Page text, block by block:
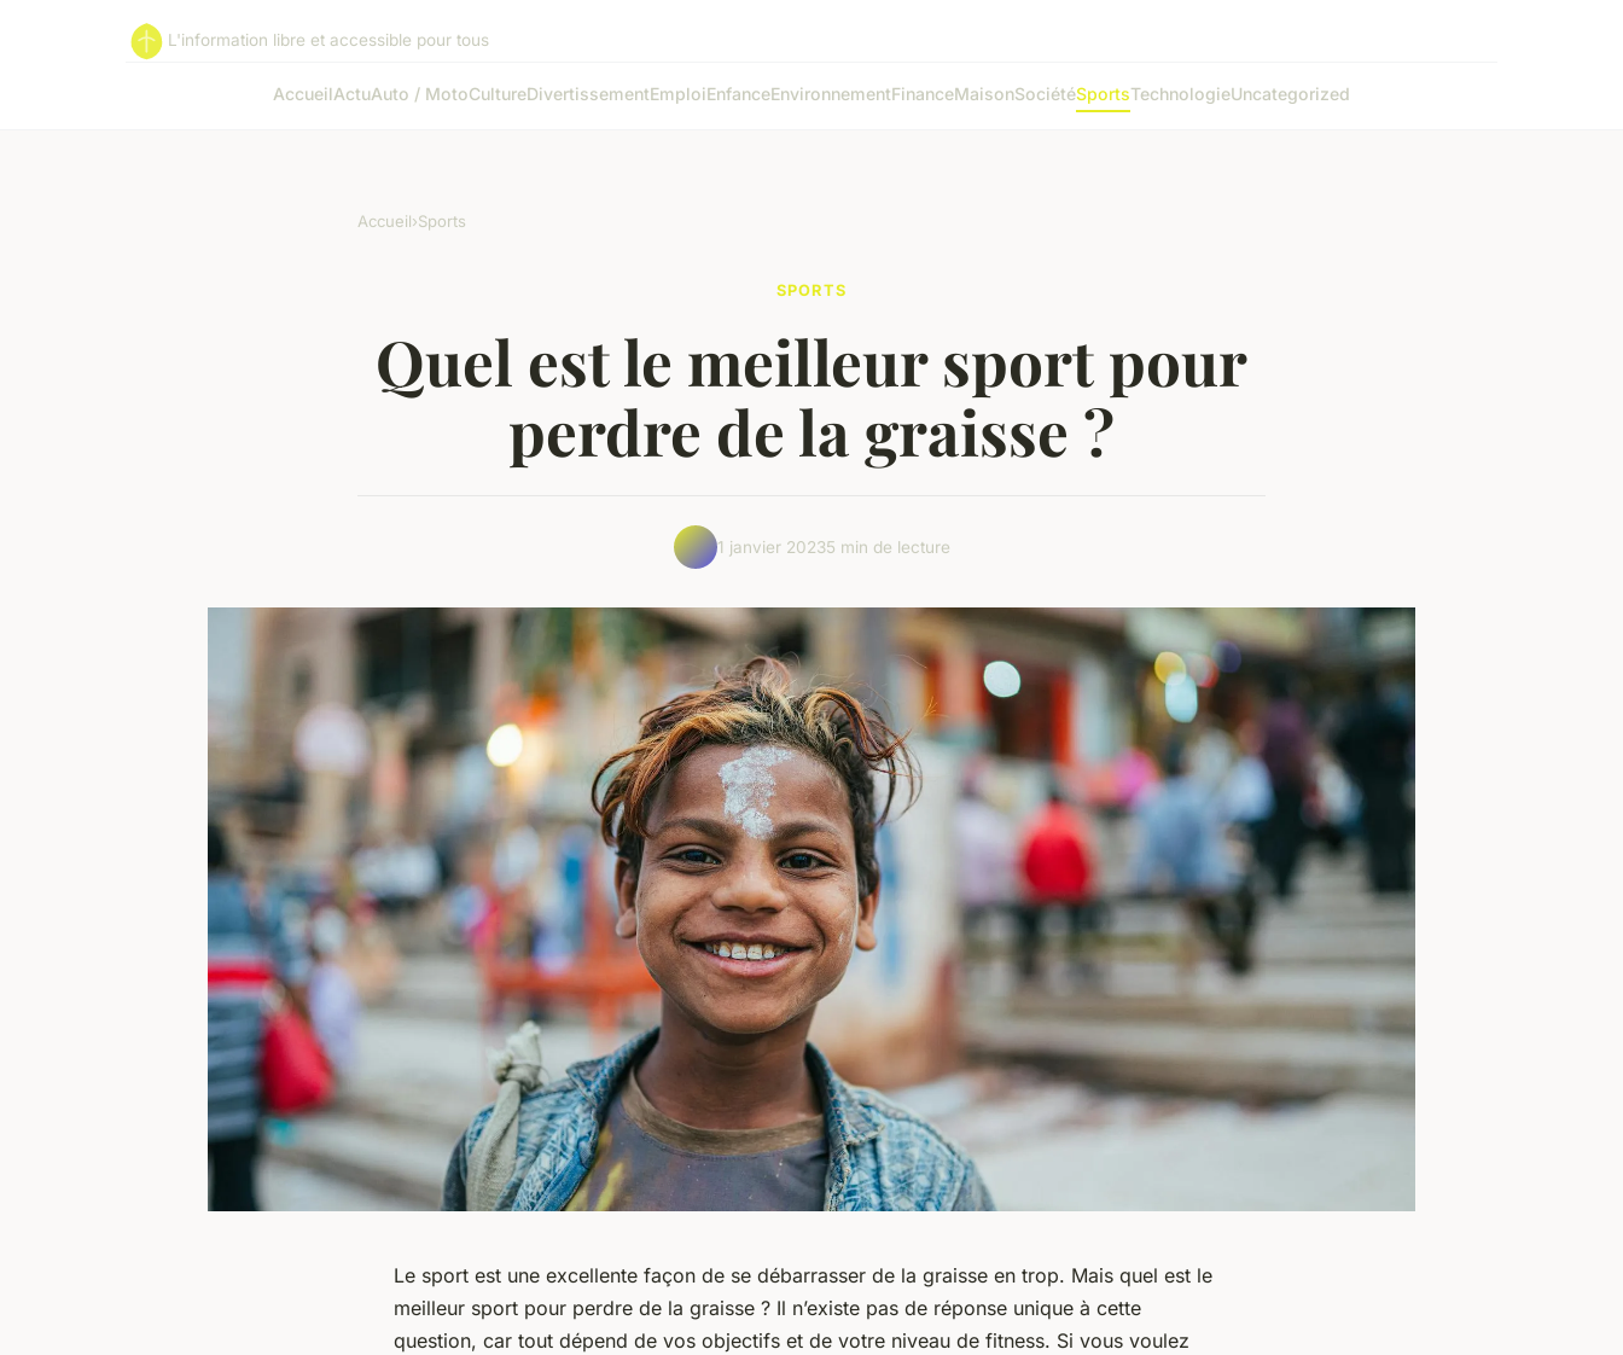
L'information libre et accessible pour tous
AccueilActuAuto / MotoCultureDivertissementEmploiEnfanceEnvironnementFinanceMaisonSociétéSportsTechnologieUncategorized
Accueil›Sports
SPORTS
Quel est le meilleur sport pour
perdre de la graisse ?
1 janvier 20235 min de lecture
Le sport est une excellente façon de se débarrasser de la graisse en trop. Mais quel est le
meilleur sport pour perdre de la graisse ? Il n’existe pas de réponse unique à cette
question, car tout dépend de vos objectifs et de votre niveau de fitness. Si vous voulez